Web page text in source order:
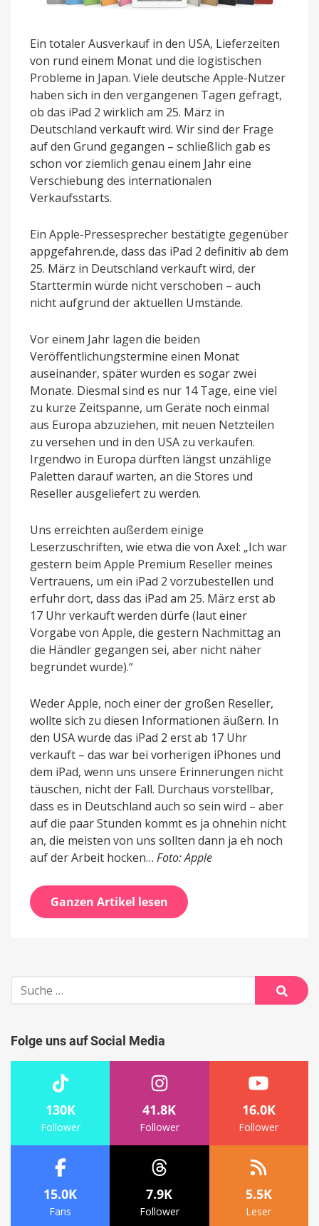
Ein totaler Ausverkauf in den USA, Lieferzeiten
von rund einem Monat und die logistischen
Probleme in Japan. Viele deutsche Apple-Nutzer
haben sich in den vergangenen Tagen gefragt,
ob das iPad 2 wirklich am 25. März in
Deutschland verkauft wird. Wir sind der Frage
auf den Grund gegangen – schließlich gab es
schon vor ziemlich genau einem Jahr eine
Verschiebung des internationalen
Verkaufsstarts.
Ein Apple-Pressesprecher bestätigte gegenüber
appgefahren.de, dass das iPad 2 definitiv ab dem
25. März in Deutschland verkauft wird, der
Starttermin würde nicht verschoben – auch
nicht aufgrund der aktuellen Umstände.
Vor einem Jahr lagen die beiden
Veröffentlichungstermine einen Monat
auseinander, später wurden es sogar zwei
Monate. Diesmal sind es nur 14 Tage, eine viel
zu kurze Zeitspanne, um Geräte noch einmal
aus Europa abzuziehen, mit neuen Netzteilen
zu versehen und in den USA zu verkaufen.
Irgendwo in Europa dürften längst unzählige
Paletten darauf warten, an die Stores und
Reseller ausgeliefert zu werden.
Uns erreichten außerdem einige
Leserzuschriften, wie etwa die von Axel: „Ich war
gestern beim Apple Premium Reseller meines
Vertrauens, um ein iPad 2 vorzubestellen und
erfuhr dort, dass das iPad am 25. März erst ab
17 Uhr verkauft werden dürfe (laut einer
Vorgabe von Apple, die gestern Nachmittag an
die Händler gegangen sei, aber nicht näher
begründet wurde).“
Weder Apple, noch einer der großen Reseller,
wollte sich zu diesen Informationen äußern. In
den USA wurde das iPad 2 erst ab 17 Uhr
verkauft – das war bei vorherigen iPhones und
dem iPad, wenn uns unsere Erinnerungen nicht
täuschen, nicht der Fall. Durchaus vorstellbar,
dass es in Deutschland auch so sein wird – aber
auf die paar Stunden kommt es ja ohnehin nicht
an, die meisten von uns sollten dann ja eh noch
auf der Arbeit hocken… Foto: Apple
Ganzen Artikel lesen
Suche
nach:
Suche
Folge uns auf Social Media
130K
Follower
41.8K
Follower
16.0K
Follower
15.0K
Fans
7.9K
Follower
5.5K
Leser